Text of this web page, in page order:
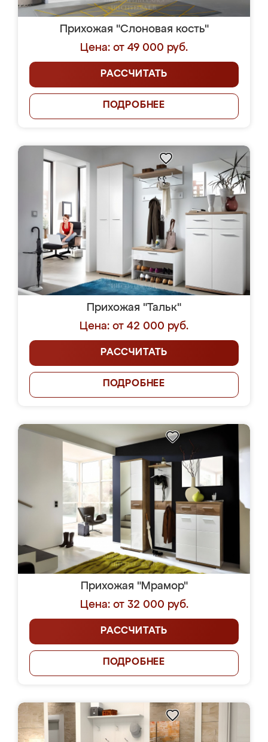
Прихожая "Слоновая кость"
Цена: от 49 000 руб.
РАССЧИТАТЬ
ПОДРОБНЕЕ
Прихожая "Тальк"
Цена: от 42 000 руб.
РАССЧИТАТЬ
ПОДРОБНЕЕ
Прихожая "Мрамор"
Цена: от 32 000 руб.
РАССЧИТАТЬ
ПОДРОБНЕЕ